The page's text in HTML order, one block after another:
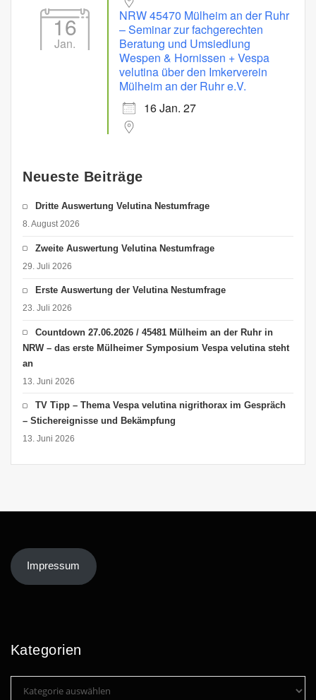
16
Jan.
NRW 45470 Mülheim an der Ruhr
– Seminar zur fachgerechten
Beratung und Umsiedlung
Wespen & Hornissen + Vespa
velutina über den Imkerverein
Mülheim an der Ruhr e.V.
16 Jan. 27
Neueste Beiträge
Dritte Auswertung Velutina Nestumfrage
8. August 2026
Zweite Auswertung Velutina Nestumfrage
29. Juli 2026
Erste Auswertung der Velutina Nestumfrage
23. Juli 2026
Countdown 27.06.2026 / 45481 Mülheim an der Ruhr in
NRW – das erste Mülheimer Symposium Vespa velutina steht
an
13. Juni 2026
TV Tipp – Thema Vespa velutina nigrithorax im Gespräch
– Stichereignisse und Bekämpfung
13. Juni 2026
Impressum
Kategorien